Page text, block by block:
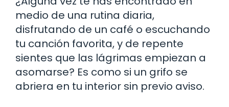
medio de una rutina diaria,
disfrutando de un café o escuchando
tu canción favorita, y de repente
sientes que las lágrimas empiezan a
asomarse? Es como si un grifo se
abriera en tu interior sin previo aviso.